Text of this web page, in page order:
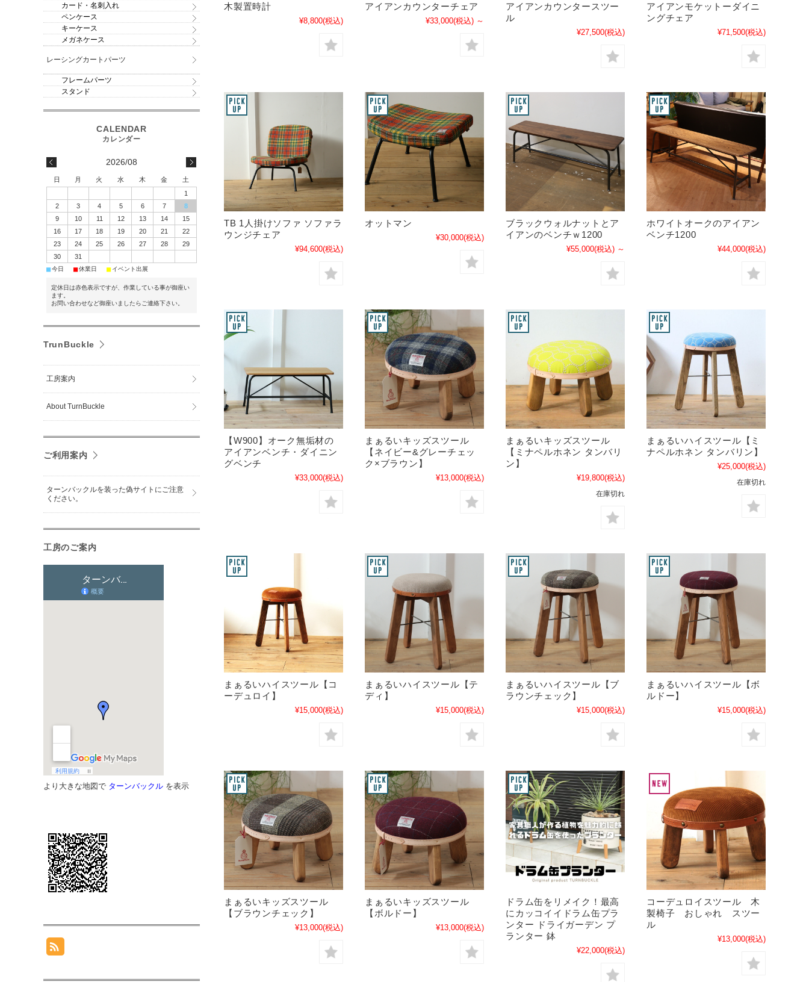
木製置時計
¥8,800(税込)
アイアンカウンターチェア
¥33,000(税込) ～
アイアンカウンタースツー
ル
¥27,500(税込)
アイアンモケットーダイニ
ングチェア
¥71,500(税込)
TB 1人掛けソファ ソファラ
ウンジチェア
¥94,600(税込)
オットマン
¥30,000(税込)
ブラックウォルナットとア
イアンのベンチｗ1200
¥55,000(税込) ～
ホワイトオークのアイアン
ベンチ1200
¥44,000(税込)
【W900】オーク無垢材の
アイアンベンチ・ダイニン
グベンチ
¥33,000(税込)
まぁるいキッズスツール
【ネイビー&グレーチェッ
ク×ブラウン】
¥13,000(税込)
まぁるいキッズスツール
【ミナペルホネン タンバリ
ン】
¥19,800(税込)
在庫切れ
まぁるいハイスツール【ミ
ナペルホネン タンバリン】
¥25,000(税込)
在庫切れ
まぁるいハイスツール【コ
ーデュロイ】
¥15,000(税込)
まぁるいハイスツール【テ
ディ】
¥15,000(税込)
まぁるいハイスツール【ブ
ラウンチェック】
¥15,000(税込)
まぁるいハイスツール【ボ
ルドー】
¥15,000(税込)
まぁるいキッズスツール
【ブラウンチェック】
¥13,000(税込)
まぁるいキッズスツール
【ボルドー】
¥13,000(税込)
ドラム缶をリメイク！最高
にカッコイイドラム缶プラ
ンター ドライガーデン プ
ランター 鉢
¥22,000(税込)
コーデュロイスツール 木
製椅子 おしゃれ スツー
ル
¥13,000(税込)
カード・名刺入れ
ペンケース
キーケース
メガネケース
レーシングカートパーツ
フレームパーツ
スタンド
2026/08
日 月 火 水 木 金
土
1
2
3 4 5 6 7
8
9
10 11 12 13 14
15
16
17 18 19 20 21
22
23
24 25 26 27 28
29
30
31
■今日 ■休業日 ■ イベント出展
定休日は赤色表示ですが、作業している事が御座い
ます。
お問い合わせなど御座いましたらご連絡下さい。
TrunBuckle
工房案内
About TurnBuckle
ご利用案内
ターンバックルを装った偽サイトにご注意
ください。
工房のご案内
より大きな地図で ターンバックル を表示